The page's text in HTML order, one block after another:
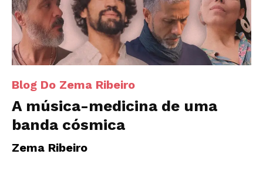
Blog Do Zema Ribeiro
A música-medicina de uma
banda cósmica
Zema Ribeiro